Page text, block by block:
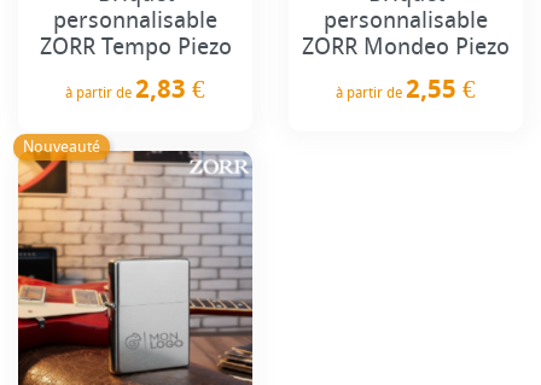
personnalisable
ZORR Tempo Piezo
à partir de 2,83 €
personnalisable
ZORR Mondeo Piezo
à partir de 2,55 €
Nouveauté